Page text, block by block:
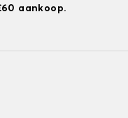
aankoop.